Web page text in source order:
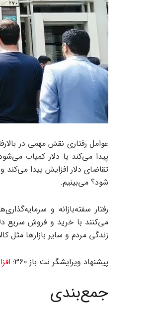
عوامل رفتاری نقش مهمی در
پیدا می‌کند یا دلار کمیاب
تقاضای دلار افزایش پیدا
‌شود؟ می‌بینیم.
رفتار سفته‌بازانه و
می‌کنند با خرید و فروش سریع
زندگی مردم و سایر بازارها مثل
پیشنهاد ویرایشگر نت باز 360: افزایش 4.4 درصدی
جمع‌بندی